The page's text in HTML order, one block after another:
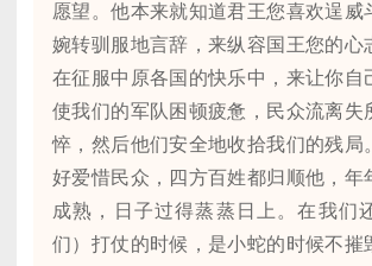
愿望。他本来就知道君王您喜欢逞威
婉转驯服地言辞，来纵容国王您的心
在征服中原各国的快乐中，来让你自
使我们的军队困顿疲惫，民众流离失
悴，然后他们安全地收拾我们的残局
好爱惜民众，四方百姓都归顺他，年
成熟，日子过得蒸蒸日上。在我们
们）打仗的时候，是小蛇的时候不摧